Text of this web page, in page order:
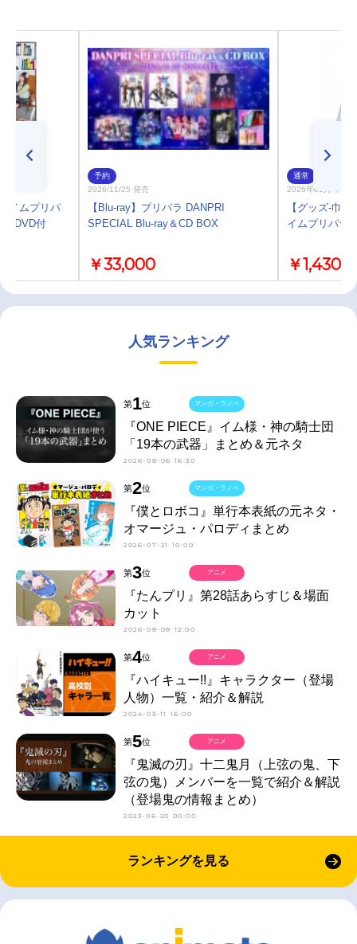
イムプリパ
DVD付
予約
2026/11/25 発売
【Blu-ray】プリパラ DANPRI
SPECIAL Blu-ray＆CD BOX
￥33,000
通常
2026年03月 中 発
【グッズ-巾
イムプリパラ
￥1,430
人気ランキング
第1位
『ONE PIECE』イム様・神の騎士団
「19本の武器」まとめ＆元ネタ
2026-08-06 16:30
マンガ・ラノベ
第2位
『僕とロボコ』単行本表紙の元ネタ・
オマージュ・パロディまとめ
2026-07-21 10:00
マンガ・ラノベ
第3位
『たんプリ』第28話あらすじ＆場面
カット
2026-08-08 12:00
アニメ
第4位
『ハイキュー!!』キャラクター（登場
人物）一覧・紹介＆解説
2024-03-11 16:00
アニメ
第5位
『鬼滅の刃』十二鬼月（上弦の鬼、下
弦の鬼）メンバーを一覧で紹介＆解説
（登場鬼の情報まとめ）
2023-06-20 00:00
アニメ
ランキングを見る